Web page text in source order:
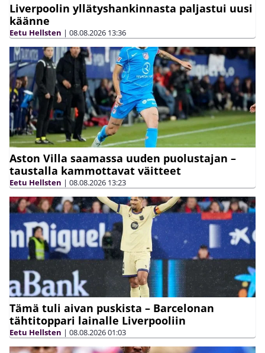
Liverpoolin yllätyshankinnasta paljastui uusi
käänne
Eetu Hellsten | 08.08.2026 13:36
Aston Villa saamassa uuden puolustajan –
taustalla kammottavat väitteet
Eetu Hellsten | 08.08.2026 13:23
Tämä tuli aivan puskista – Barcelonan
tähtitoppari lainalle Liverpooliin
Eetu Hellsten | 08.08.202601:03